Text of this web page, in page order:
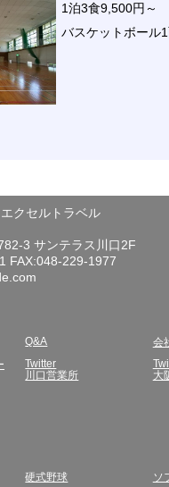
1泊3食9,500円～
バスケットボール
クセルトラベル
3 サンテラス川口2F
FAX:048-229-1977
Q&A 会
Twitter
川口営業所
大
硬式野球 ソ